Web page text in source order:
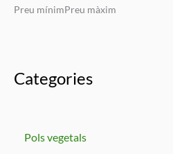
Preu mínimPreu màxim
Categories
Pols vegetals